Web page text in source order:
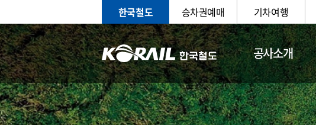
한국철도 승차권예매 기차여행
공사소개
홍보 문화사업